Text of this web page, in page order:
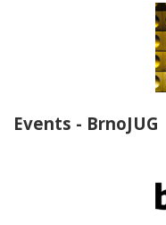
Events - BrnoJUG